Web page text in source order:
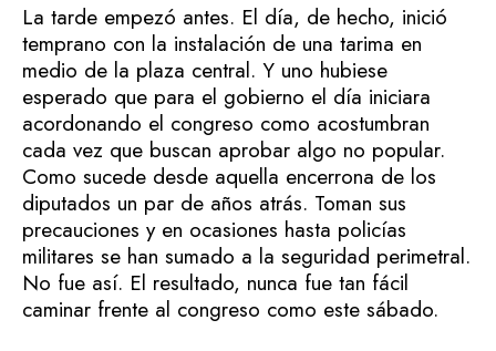
La tarde empezó antes. El día, de hecho, inició
temprano con la instalación de una tarima en
medio de la plaza central. Y uno hubiese
esperado que para el gobierno el día iniciara
acordonando el congreso como acostumbran
cada vez que buscan aprobar algo no popular.
Como sucede desde aquella encerrona de los
diputados un par de años atrás. Toman sus
precauciones y en ocasiones hasta policías
militares se han sumado a la seguridad perimetral.
No fue así. El resultado, nunca fue tan fácil
caminar frente al congreso como este sábado.